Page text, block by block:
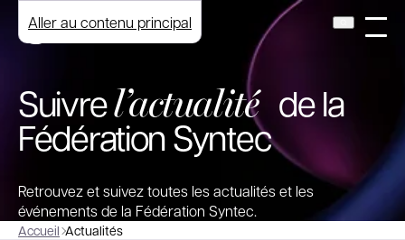
Aller au contenu principal
Suivrel’actualitéde la
Fédération Syntec
Retrouvez et suivez toutes les actualités et les
événements de la Fédération Syntec.
Accueil Actualités